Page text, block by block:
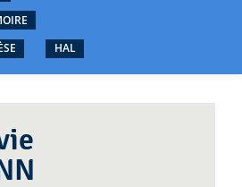
HAL